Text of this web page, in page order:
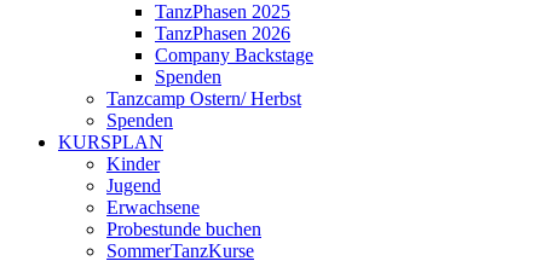
TanzPhasen 2025
TanzPhasen 2026
Company Backstage
Spenden
Tanzcamp Ostern/ Herbst
Spenden
KURSPLAN
Kinder
Jugend
Erwachsene
Probestunde buchen
SommerTanzKurse